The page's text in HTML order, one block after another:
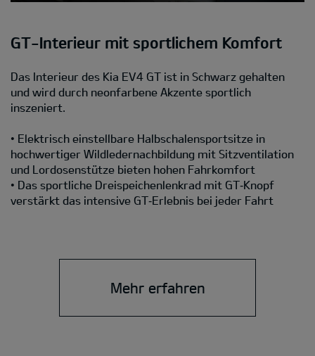
GT-Interieur mit sportlichem Komfort
Das Interieur des Kia EV4 GT ist in Schwarz gehalten
und wird durch neonfarbene Akzente sportlich
inszeniert.
• Elektrisch einstellbare Halbschalensportsitze in
hochwertiger Wildledernachbildung mit Sitzventilation
und Lordosenstütze bieten hohen Fahrkomfort
• Das sportliche Dreispeichenlenkrad mit GT‑Knopf
verstärkt das intensive GT‑Erlebnis bei jeder Fahrt
Mehr erfahren